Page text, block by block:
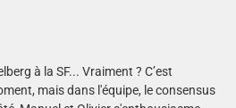
à la SF... Vraiment ? C’est
mais dans l'équipe, le consensus